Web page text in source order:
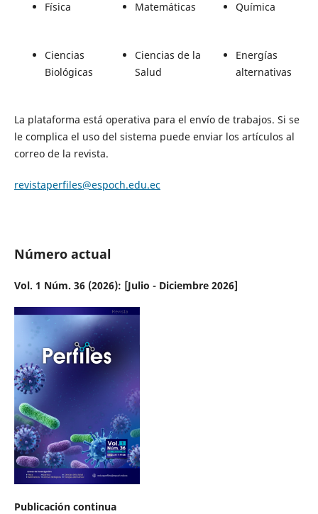
Física Matemáticas Química
Ciencias
Biológicas
Ciencias de la
Salud
Energías
alternativas
La plataforma está operativa para el envío de trabajos. Si se
le complica el uso del sistema puede enviar los artículos al
correo de la revista.
revistaperfiles@espoch.edu.ec
Número actual
Vol. 1 Núm. 36 (2026): [Julio - Diciembre 2026]
Publicación continua